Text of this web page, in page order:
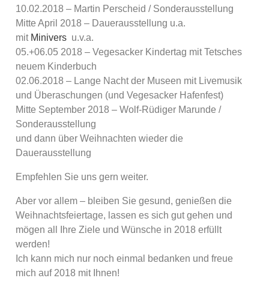
10.02.2018 – Martin Perscheid / Sonderausstellung
Mitte April 2018 – Dauerausstellung u.a.
mit Minivers u.v.a.
05.+06.05 2018 – Vegesacker Kindertag mit Tetsches
neuem Kinderbuch
02.06.2018 – Lange Nacht der Museen mit Livemusik
und Überaschungen (und Vegesacker Hafenfest)
Mitte September 2018 – Wolf-Rüdiger Marunde /
Sonderausstellung
und dann über Weihnachten wieder die
Dauerausstellung
Empfehlen Sie uns gern weiter.
Aber vor allem – bleiben Sie gesund, genießen die
Weihnachtsfeiertage, lassen es sich gut gehen und
mögen all Ihre Ziele und Wünsche in 2018 erfüllt
werden!
Ich kann mich nur noch einmal bedanken und freue
mich auf 2018 mit Ihnen!